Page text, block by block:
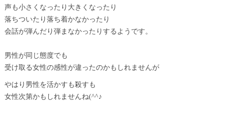
声も小さくなったり大きくなったり
落ちついたり落ち着かなかったり
会話が弾んだり弾まなかったりするようです。
男性が同じ態度でも
受け取る女性の感性が違ったのかもしれませんが
やはり男性を活かすも殺すも
女性次第かもしれませんね(^^♪